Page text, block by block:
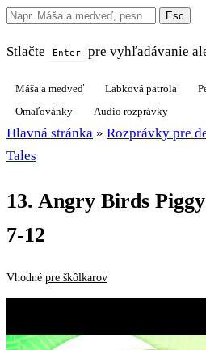
Esc
Stlačte Enter pre vyhľadávanie
Máša a medveď Labková patrola
Omaľovánky
Audio rozprávky
Hlavná stránka » Rozprávky pre
Tales
13. Angry Birds
7-12
Vhodné pre škôlkarov